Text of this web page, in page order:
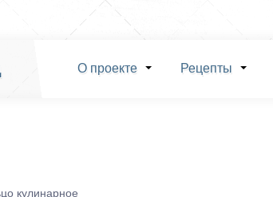
О проекте Рецепты
кулинарное